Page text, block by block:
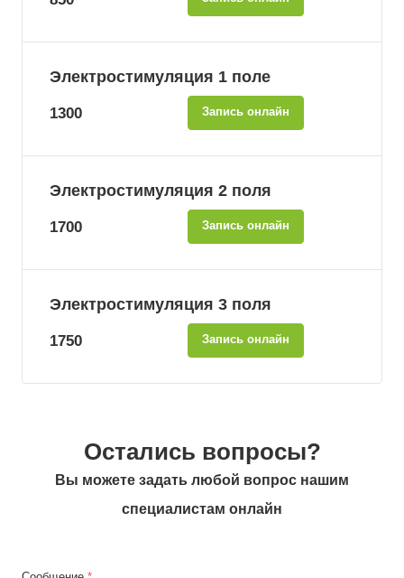
Электростимуляция 1 поле
1300 Запись онлайн
Электростимуляция 2 поля
1700 Запись онлайн
Электростимуляция 3 поля
1750 Запись онлайн
Остались вопросы?
Вы можете задать любой вопрос нашим
специалистам онлайн